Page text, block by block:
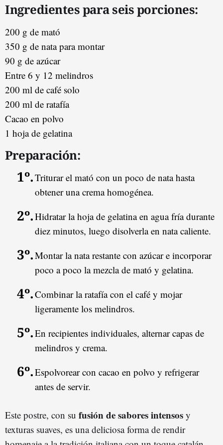
Ingredientes para seis porciones:
200 g de mató
350 g de nata para montar
90 g de azúcar
Entre 6 y 12 melindros
200 ml de café solo
200 ml de ratafía
Cacao en polvo
1 hoja de gelatina
Preparación:
Triturar el mató con un poco de nata hasta
obtener una crema homogénea.
Hidratar la hoja de gelatina en agua fría durante
diez minutos, luego disolverla en nata caliente.
Montar la nata restante con azúcar e incorporar
poco a poco la mezcla de mató y gelatina.
Combinar la ratafía con el café y mojar
ligeramente los melindros.
En recipientes individuales, alternar capas de
melindros y crema.
Espolvorear con cacao en polvo y refrigerar
antes de servir.
Este postre, con su fusión de sabores intensos y
texturas suaves, es una deliciosa forma de rendir